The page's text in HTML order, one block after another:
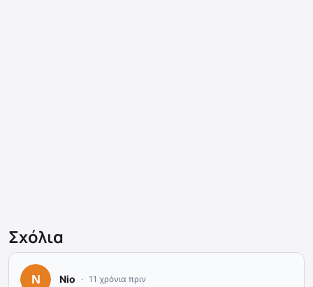
Σχόλια
Nio 11 χρόνια πριν